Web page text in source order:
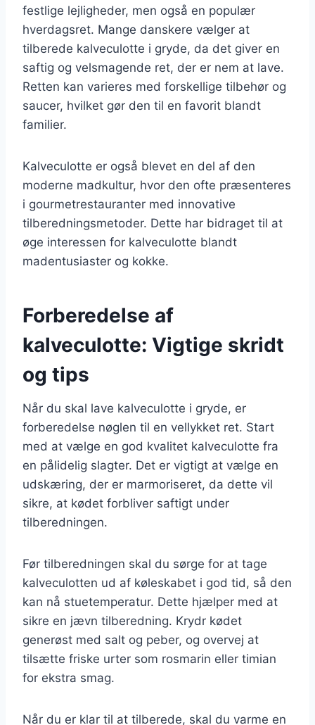
festlige lejligheder, men også en populær
hverdagsret. Mange danskere vælger at
tilberede kalveculotte i gryde, da det giver en
saftig og velsmagende ret, der er nem at lave.
Retten kan varieres med forskellige tilbehør og
saucer, hvilket gør den til en favorit blandt
familier.
Kalveculotte er også blevet en del af den
moderne madkultur, hvor den ofte præsenteres
i gourmetrestauranter med innovative
tilberedningsmetoder. Dette har bidraget til at
øge interessen for kalveculotte blandt
madentusiaster og kokke.
Forberedelse af
kalveculotte: Vigtige skridt
og tips
Når du skal lave kalveculotte i gryde, er
forberedelse nøglen til en vellykket ret. Start
med at vælge en god kvalitet kalveculotte fra
en pålidelig slagter. Det er vigtigt at vælge en
udskæring, der er marmoriseret, da dette vil
sikre, at kødet forbliver saftigt under
tilberedningen.
Før tilberedningen skal du sørge for at tage
kalveculotten ud af køleskabet i god tid, så den
kan nå stuetemperatur. Dette hjælper med at
sikre en jævn tilberedning. Krydr kødet
generøst med salt og peber, og overvej at
tilsætte friske urter som rosmarin eller timian
for ekstra smag.
Når du er klar til at tilberede, skal du varme en